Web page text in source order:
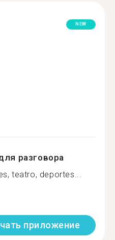
NEW
разговора
teatro, deportes...
приложение